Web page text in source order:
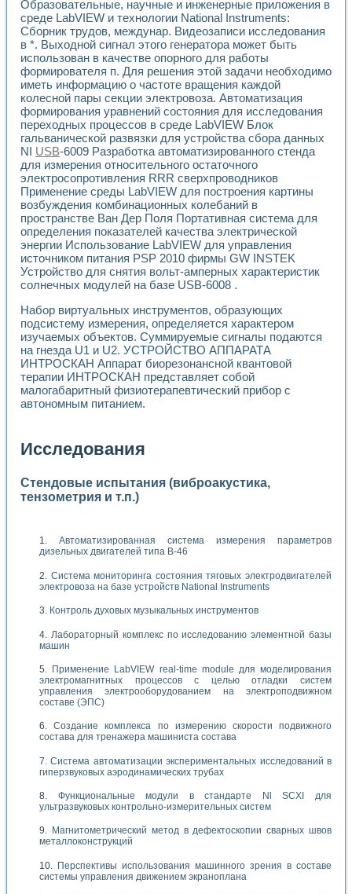
Образовательные, научные и инженерные приложения в
среде LabVIEW и технологии National Instruments:
Сборник трудов, междунар. Видеозаписи исследования
в *. Выходной сигнал этого генератора может быть
использован в качестве опорного для работы
формирователя п. Для решения этой задачи необходимо
иметь информацию о частоте вращения каждой
колесной пары секции электровоза. Автоматизация
формирования уравнений состояния для исследования
переходных процессов в среде LabVIEW Блок
гальванической развязки для устройства сбора данных
NI USB-6009 Разработка автоматизированного стенда
для измерения относительного остаточного
электросопротивления RRR сверхпроводников
Применение среды LabVIEW для построения картины
возбуждения комбинационных колебаний в
пространстве Ван Дер Поля Портативная система для
определения показателей качества электрической
энергии Использование LabVIEW для управления
источником питания PSP 2010 фирмы GW INSTEK
Устройство для снятия вольт-амперных характеристик
солнечных модулей на базе USB-6008 .
Набор виртуальных инструментов, образующих
подсистему измерения, определяется характером
изучаемых объектов. Суммируемые сигналы подаются
на гнезда U1 и U2. УСТРОЙСТВО АППАРАТА
ИНТРОСКАН Аппарат биорезонансной квантовой
терапии ИНТРОСКАН представляет собой
малогабаритный физиотерапевтический прибор с
автономным питанием.
Исследования
Стендовые испытания (виброакустика,
тензометрия и т.п.)
Автоматизированная система измерения параметров
дизельных двигателей типа В-46
Система мониторинга состояния тяговых электродвигателей
электровоза на базе устройств National Instruments
Контроль духовых музыкальных инструментов
Лабораторный комплекс по исследованию элементной базы
машин
Применение LabVIEW real-time module для моделирования
электромагнитных процессов с целью отладки систем
управления электрооборудованием на электроподвижном
составе (ЭПС)
Создание комплекса по измерению скорости подвижного
состава для тренажера машиниста состава
Система автоматизации экспериментальных исследований в
гиперзвуковых аэродинамических трубах
Функциональные модули в стандарте Nl SCXI для
ультразвуковых контрольно-измерительных систем
Магнитометрический метод в дефектоскопии сварных швов
металлоконструкций
Перспективы использования машинного зрения в составе
системы управления движением экраноплана